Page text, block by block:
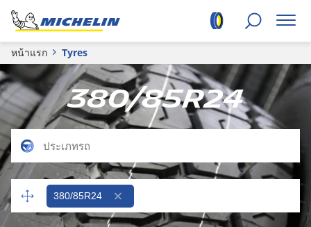
หน้าแรก Tyres
380/85R24
380/85R24